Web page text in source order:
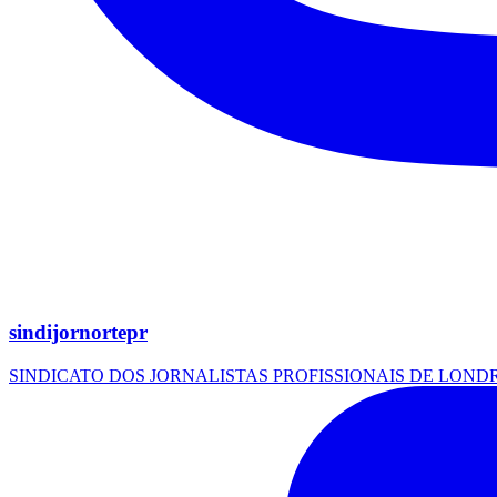
sindijornortepr
SINDICATO DOS JORNALISTAS PROFISSIONAIS DE